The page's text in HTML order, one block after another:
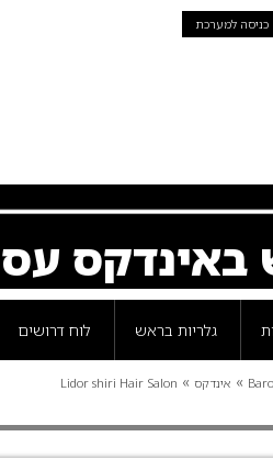
כניסה למערכת
באינדקס
גלריות בראש לוח דרושים
» אינדקס »
Lidor shiri Hair Salon